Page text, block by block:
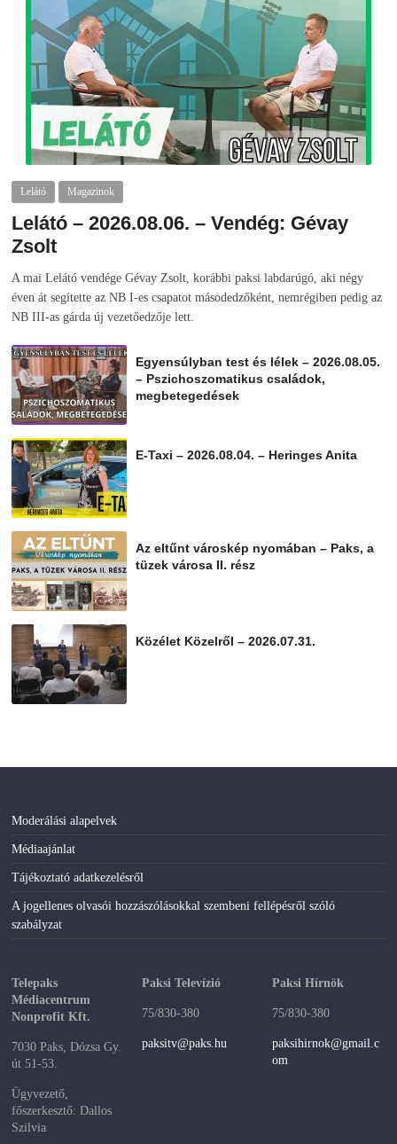
Lelátó Magazinok
Lelátó – 2026.08.06. – Vendég: Gévay
Zsolt
A mai Lelátó vendége Gévay Zsolt, korábbi paksi labdarúgó, aki négy
éven át segítette az NB I-es csapatot másodedzőként, nemrégiben pedig az
NB III-as gárda új vezetőedzője lett.
Egyensúlyban test és lélek – 2026.08.05.
– Pszichoszomatikus családok,
megbetegedések
E-Taxi – 2026.08.04. – Heringes Anita
Az eltűnt városkép nyomában – Paks, a
tüzek városa II. rész
Közélet Közelről – 2026.07.31.
Moderálási alapelvek
Médiaajánlat
Tájékoztató adatkezelésről
A jogellenes olvasói hozzászólásokkal szembeni fellépésről szóló
szabályzat
Telepaks
Médiacentrum
Nonprofit Kft.
7030 Paks, Dózsa Gy.
út 51-53.
Ügyvezető,
főszerkesztő: Dallos
Szilvia
Paksi Televízió
75/830-380
paksitv@paks.hu
Paksi Hírnök
75/830-380
paksihirnok@gmail.c
om